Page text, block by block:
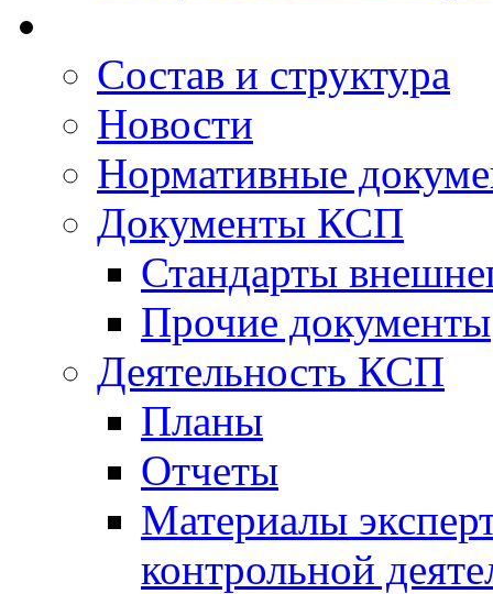
Состав и структура
Новости
Нормативные
Документы КСП
Стандарты
Прочие документы
Деятельность КСП
Планы
Отчеты
Материалы
контрольной